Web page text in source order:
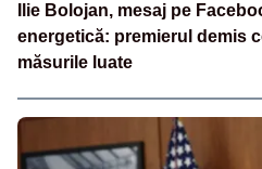
Ilie Bolojan, mesaj pe
energetică: premierul demis
măsurile luate